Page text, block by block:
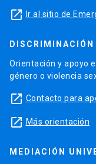
launch Ir al sitio de
Orientación y apoyo
género o violencia
launch Contacto para
launch Más orientación
MEDIACIÓN